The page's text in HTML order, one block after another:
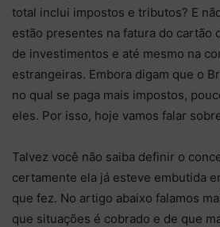
total inclui impostos e tributos? E
estão presentes na fatura do cartão
de investimentos e até mesmo na
estrangeiras. Embora digam que o
no qual se paga mais impostos,
eles. Por isso, hoje vamos falar
Talvez você não saiba definir o
certamente ela já esteve embutida
que fez. No artigo abaixo falamos
que situações é cobrado e de que